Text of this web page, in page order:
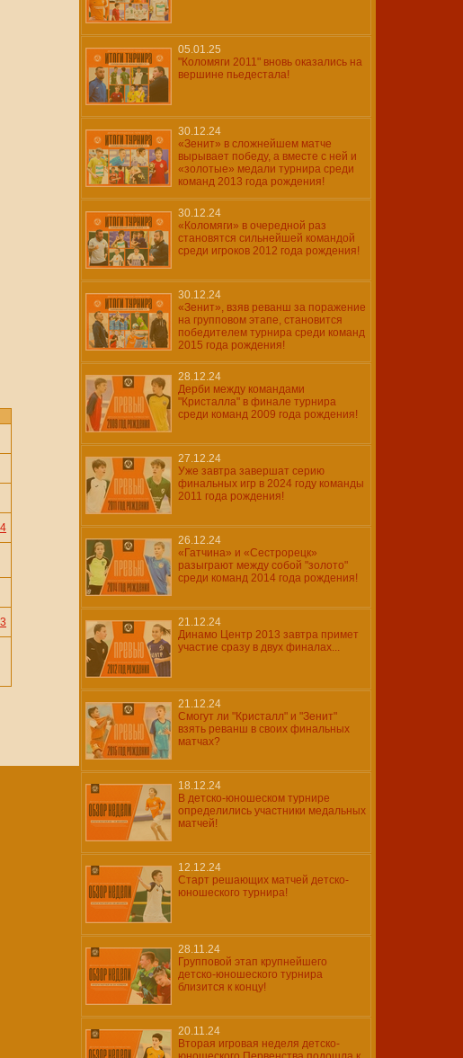
05.01.25
"Коломяги 2011" вновь оказались на
вершине пьедестала!
30.12.24
«Зенит» в сложнейшем матче
вырывает победу, а вместе с ней и
«золотые» медали турнира среди
команд 2013 года рождения!
30.12.24
«Коломяги» в очередной раз
становятся сильнейшей командой
среди игроков 2012 года рождения!
30.12.24
«Зенит», взяв реванш за поражение
на групповом этапе, становится
победителем турнира среди команд
2015 года рождения!
28.12.24
Дерби между командами
"Кристалла" в финале турнира
среди команд 2009 года рождения!
27.12.24
Уже завтра завершат серию
финальных игр в 2024 году команды
2011 года рождения!
26.12.24
«Гатчина» и «Сестрорецк»
разыграют между собой "золото"
среди команд 2014 года рождения!
21.12.24
Динамо Центр 2013 завтра примет
участие сразу в двух финалах...
21.12.24
Смогут ли "Кристалл" и "Зенит"
взять реванш в своих финальных
матчах?
18.12.24
В детско-юношеском турнире
определились участники медальных
матчей!
12.12.24
Старт решающих матчей детско-
юношеского турнира!
28.11.24
Групповой этап крупнейшего
детско-юношеского турнира
близится к концу!
20.11.24
Вторая игровая неделя детско-